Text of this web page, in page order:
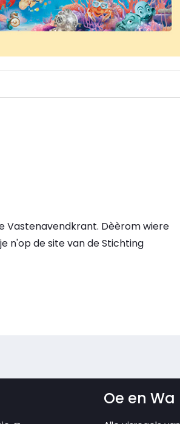
Vastenavendkrant. Dèèrom wiere
n'op de site van de Stichting
Oe en Wa